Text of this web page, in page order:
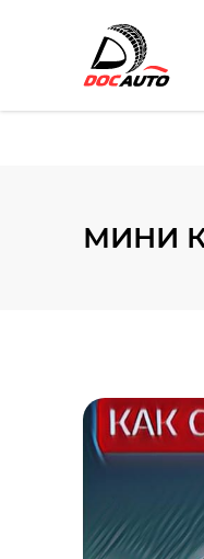
МИНИ